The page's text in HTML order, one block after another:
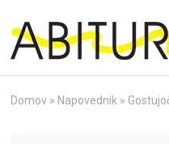
Domov » Napovednik »